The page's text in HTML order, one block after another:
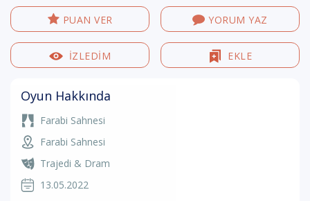
PUAN VER YORUM YAZ
İZLEDİM EKLE
Oyun Hakkında
Farabi Sahnesi
Farabi Sahnesi
Trajedi & Dram
13.05.2022